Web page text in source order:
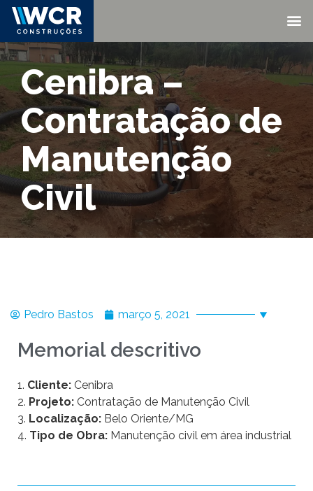
Cenibra –
Contratação de
Manutenção
Civil
Pedro Bastos março 5, 2021
Memorial descritivo
1. Cliente: Cenibra
2. Projeto: Contratação de Manutenção Civil
3. Localização: Belo Oriente/MG
4. Tipo de Obra: Manutenção civil em área industrial